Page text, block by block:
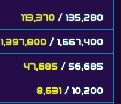
113,370 / 135,280
1,397,800 / 1,667,400
47,685 / 56,685
8,631 / 10,200